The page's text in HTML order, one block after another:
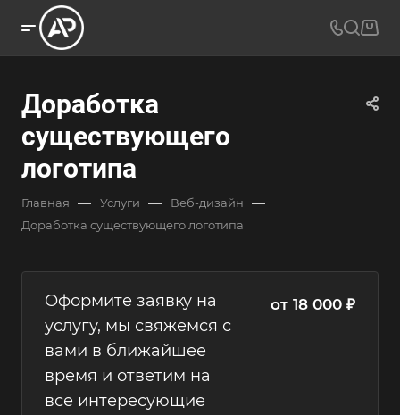
Доработка
существующего
логотипа
Главная — Услуги — Веб-дизайн —
Доработка существующего логотипа
Оформите заявку на
услугу, мы свяжемся с
вами в ближайшее
время и ответим на
все интересующие
от 18 000 ₽